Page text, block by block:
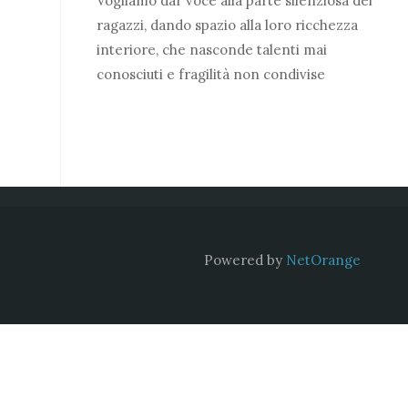
ragazzi, dando spazio alla loro ricchezza
interiore, che nasconde talenti mai
conosciuti e fragilità non condivise
Powered by NetOrange